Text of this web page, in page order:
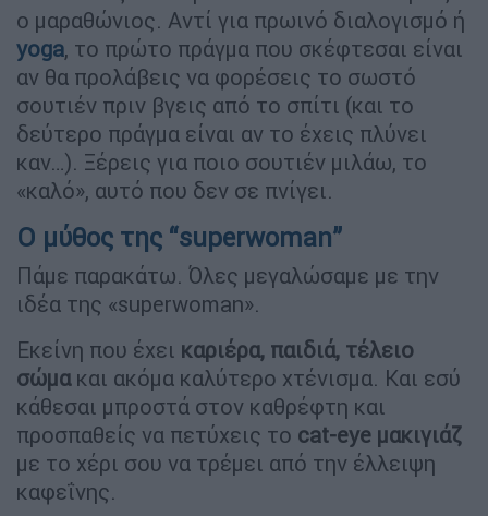
ο μαραθώνιος. Αντί για πρωινό διαλογισμό ή
yoga, το πρώτο πράγμα που σκέφτεσαι είναι
αν θα προλάβεις να φορέσεις το σωστό
σουτιέν πριν βγεις από το σπίτι (και το
δεύτερο πράγμα είναι αν το έχεις πλύνει
καν…). Ξέρεις για ποιο σουτιέν μιλάω, το
«καλό», αυτό που δεν σε πνίγει.
Ο μύθος της “superwoman”
Πάμε παρακάτω. Όλες μεγαλώσαμε με την
ιδέα της «superwoman».
Εκείνη που έχει καριέρα, παιδιά, τέλειο
σώμακαι ακόμα καλύτερο χτένισμα. Και εσύ
κάθεσαι μπροστά στον καθρέφτη και
προσπαθείς να πετύχεις το cat-eye μακιγιάζ
με το χέρι σου να τρέμει από την έλλειψη
καφεΐνης.